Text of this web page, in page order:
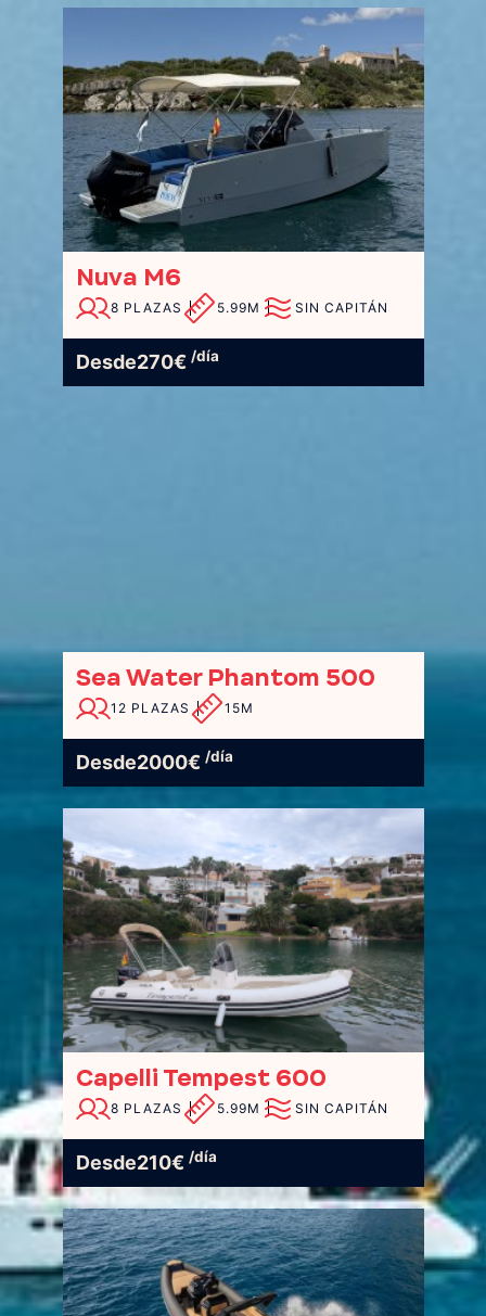
Nuva M6
8 PLAZAS 5.99M SIN CAPITÁN
Desde270€ /día
Sea Water Phantom 500
12 PLAZAS 15M
Desde2000€ /día
Capelli Tempest 600
8 PLAZAS 5.99M SIN CAPITÁN
Desde210€ /día